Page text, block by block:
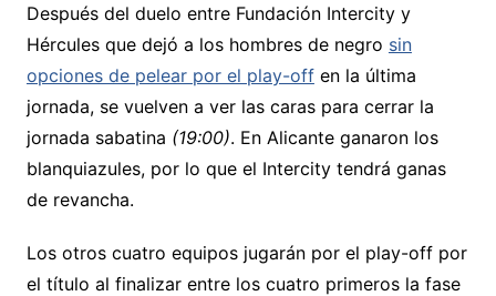
Después del duelo entre Fundación Intercity y
Hércules que dejó a los hombres de negro sin
opciones de pelear por el play-offen la última
jornada, se vuelven a ver las caras para cerrar la
jornada sabatina (19:00). En Alicante ganaron los
blanquiazules, por lo que el Intercity tendrá ganas
de revancha.
Los otros cuatro equipos jugarán por el play-off por
el título al finalizar entre los cuatro primeros la fase